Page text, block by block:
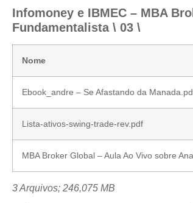
Infomoney e IBMEC – MBA
Fundamentalista \ 03 \
Nome
Ebook_andre – Se Afastando da
Lista-ativos-swing-trade-rev.pdf
MBA Broker Global – Aula Ao Vivo sobre
3 Arquivos; 246,075 MB